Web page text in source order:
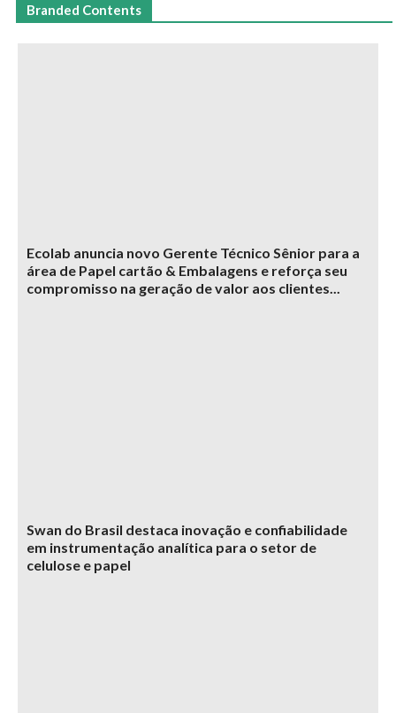
Branded Contents
Ecolab anuncia novo Gerente Técnico Sênior para a
área de Papel cartão & Embalagens e reforça seu
compromisso na geração de valor aos clientes...
Swan do Brasil destaca inovação e confiabilidade
em instrumentação analítica para o setor de
celulose e papel